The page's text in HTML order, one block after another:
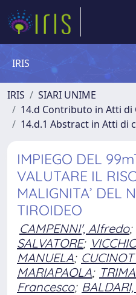
IRIS
IRIS
SIARI UNIME
14.d Contributo in Atti di
14.d.1 Abstract in Atti di
IMPIEGO DEL
VALUTARE IL
MALIGNITA’ DEL
TIROIDEO
CAMPENNI', Alfredo;
SALVATORE;
MANUELA;
MARIAPAOLA;
Francesco;